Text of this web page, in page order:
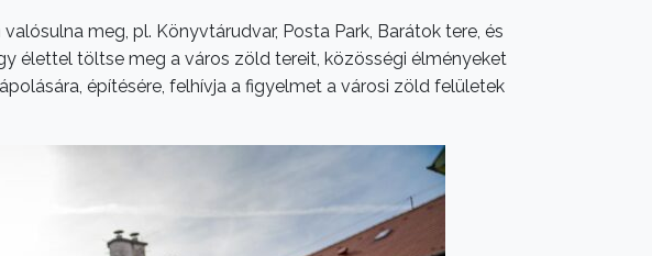
meg, pl. Könyvtárudvar, Posta Park, Barátok tere, és
élettel töltse meg a város zöld tereit, közösségi élményeket
építésére, felhívja a figyelmet a városi zöld felületek